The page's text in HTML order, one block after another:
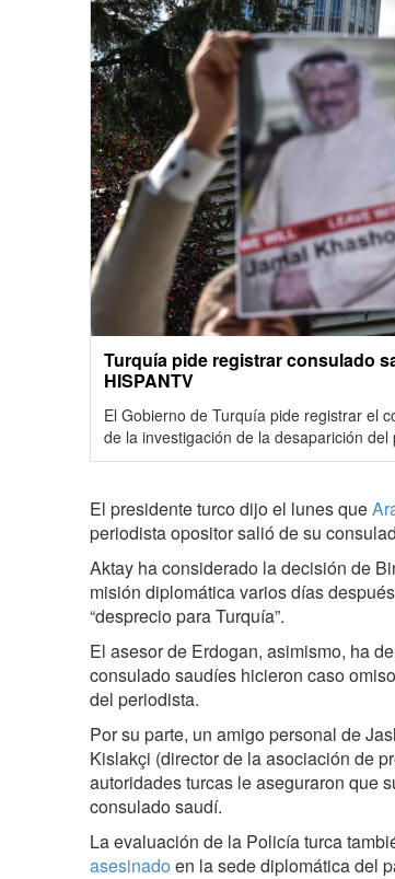
Turquía pide registrar consulado
HISPANTV
El Gobierno de Turquía pide registrar el
de la investigación de la desaparición
El presidente turco dijo el lunes que
periodista opositor salió de su
Aktay ha considerado la decisión de
misión diplomática varios días
“desprecio para Turquía”.
El asesor de Erdogan, asimismo, ha
consulado saudíes hicieron caso
del periodista.
Por su parte, un amigo personal de
Kislakçi (director de la asociación de
autoridades turcas le aseguraron que
consulado saudí.
La evaluación de la Policía turca
asesinado en la sede diplomática del